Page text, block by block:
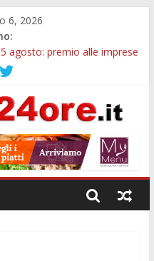
6, 2026
agosto: premio alle imprese
all’utile, crescono le
del Padovano:
la NASpI: le tutele
dell’Università di